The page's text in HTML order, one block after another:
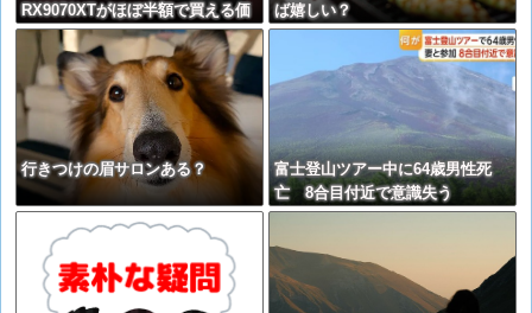
RX9070XTがほぼ半額で買える価
格バグ
ば嬉しい？
行きつけの眉サロンある？
富士登山ツアー中に64歳男性死
亡 8合目付近で意識失う